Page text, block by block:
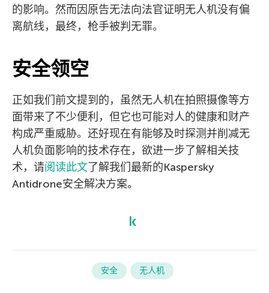
的影响。然而因原告无法向法官证明无人机没有偏
离航线，最终，枪手被判无罪。
安全领空
正如我们前文提到的，虽然无人机在拍照摄像等方
面带来了不少便利，但它也可能对人的健康和财产
构成严重威胁。还好现在有能够及时探测并削减无
人机负面影响的技术存在，欲进一步了解相关技
术，请阅读此文了解我们最新的Kaspersky
Antidrone安全解决方案。
安全 无人机